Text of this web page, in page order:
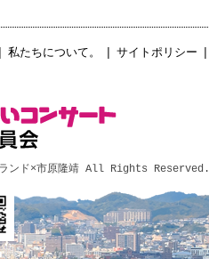
私たちについて。 サイトポリシー
ンド×市原隆靖 All Rights Reserved.